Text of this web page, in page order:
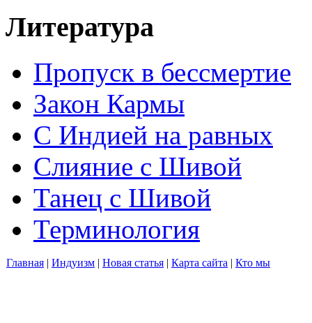
Литература
Пропуск в бессмертие
Закон Кармы
С Индией на равных
Слияние с Шивой
Танец с Шивой
Терминология
Главная | Индуизм | Новая статья | Карта сайта | Кто мы